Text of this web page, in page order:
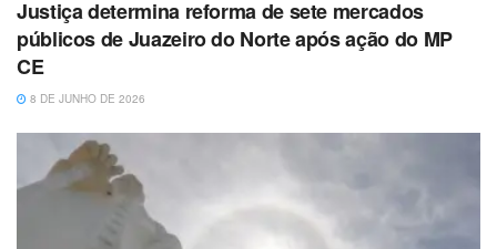
Justiça determina reforma de sete mercados
públicos de Juazeiro do Norte após ação do MP
CE
8 DE JUNHO DE 2026